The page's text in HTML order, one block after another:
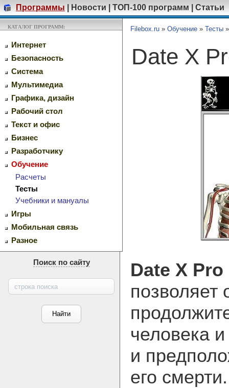
Программы Новости ТОП-100 программ Статьи
КАТАЛОГ ПРОГРАММ:
Интернет
Безопасность
Система
Мультимедиа
Графика, дизайн
Рабочий стол
Текст и офис
Бизнес
Разработчику
Обучение
Расчеты
Тесты
Учебники и мануалы
Игры
Мобильная связь
Разное
Поиск по сайту
Filebox.ru » Обучение » Тесты
Date X
Date X Pro
позволяет
человека
и
его смерти.